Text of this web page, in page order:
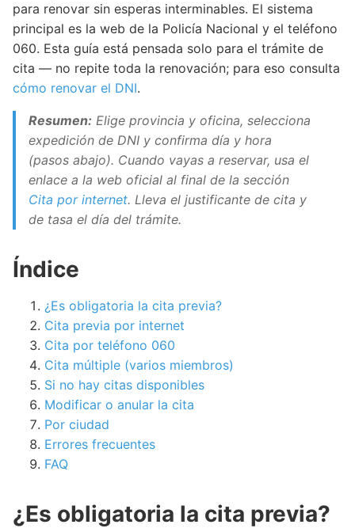
para renovar sin esperas interminables. El sistema
principal es la web de la Policía Nacional y el teléfono
060. Esta guía está pensada solo para el trámite de
cita — no repite toda la renovación; para eso consulta
cómo renovar el DNI.
Resumen: Elige provincia y oficina, selecciona
expedición de DNI y confirma día y hora
(pasos abajo). Cuando vayas a reservar, usa el
enlace a la web oficial al final de la sección
Cita por internet. Lleva el justificante de cita y
de tasa el día del trámite.
Índice
¿Es obligatoria la cita previa?
Cita previa por internet
Cita por teléfono 060
Cita múltiple (varios miembros)
Si no hay citas disponibles
Modificar o anular la cita
Por ciudad
Errores frecuentes
FAQ
¿Es obligatoria la cita previa?